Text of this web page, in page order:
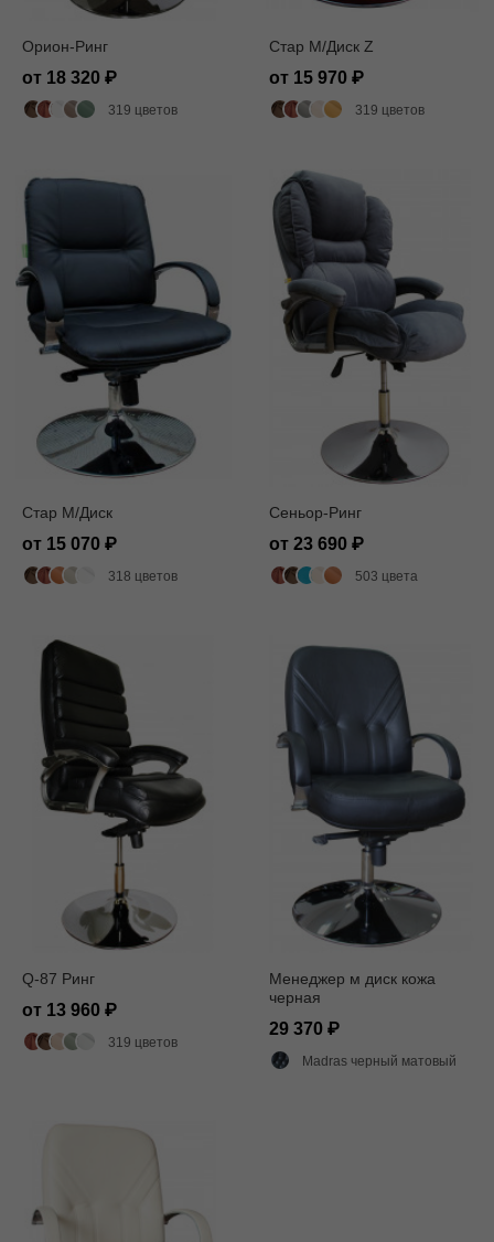
Орион-Ринг
от 18 320
319 цветов
Стар M/Диск Z
от 15 970
319 цветов
Стар M/Диск
от 15 070
318 цветов
Сеньор-Ринг
от 23 690
503 цвета
Q-87 Ринг
от 13 960
319 цветов
Менеджер м диск кожа
черная
29 370
Madras черный матовый